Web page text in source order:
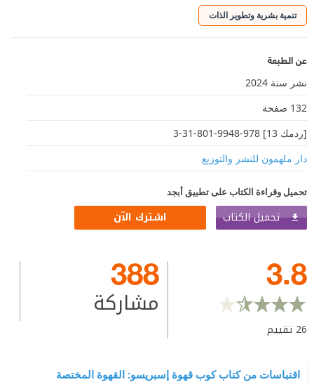
تنمية بشرية وتطوير الذات
عن الطبعة
نشر سنة 2024
132 صفحة
[ردمك 13] 978-9948-801-31-3
دار ملهمون للنشر والتوزيع
تحميل وقراءة الكتاب على تطبيق أبجد
تحميل الكتاب اشترك الآن
3.8
26 تقييم
388
مشاركة
اقتباسات من كتاب كوب قهوة إسبريسو: القهوة المختصة